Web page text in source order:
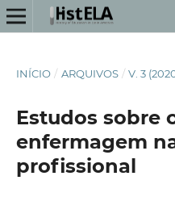
INÍCIO / ARQUIVOS / V. 3
Estudos sobre
enfermagem
profissional